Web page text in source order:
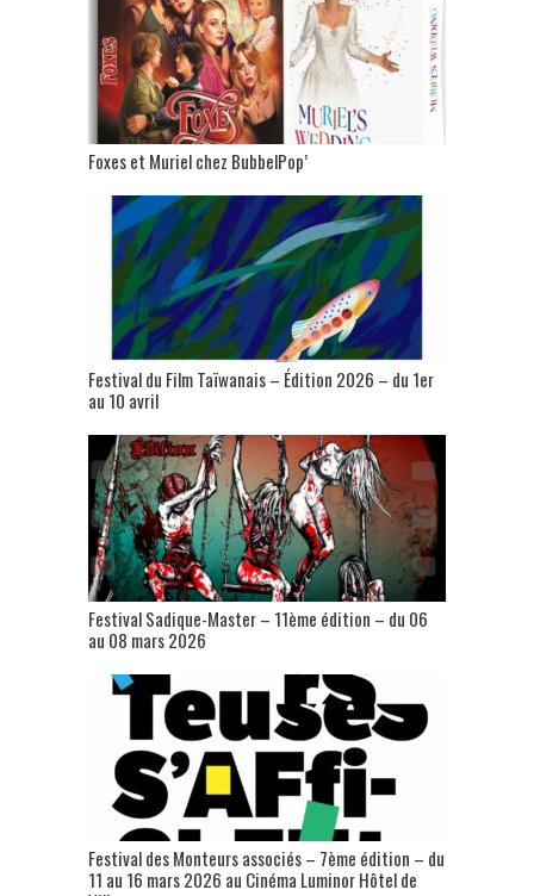
Foxes et Muriel chez BubbelPop’
Festival du Film Taïwanais – Édition 2026 – du 1er
au 10 avril
Festival Sadique-Master – 11ème édition – du 06
au 08 mars 2026
Festival des Monteurs associés – 7ème édition – du
11 au 16 mars 2026 au Cinéma Luminor Hôtel de